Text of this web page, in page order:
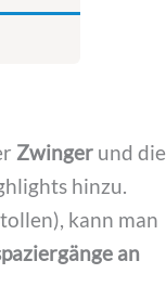
Zwinger und die
hinzu.
kann man
an